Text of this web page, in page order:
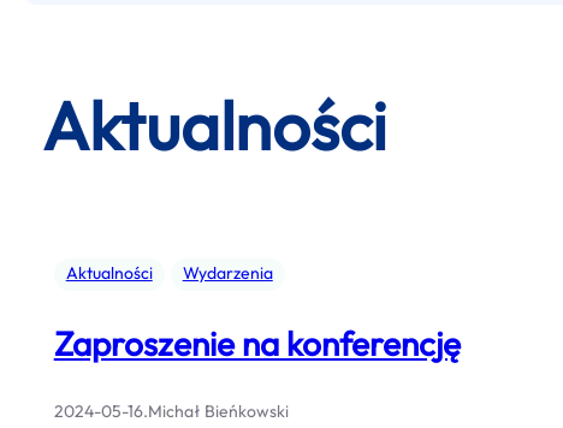
Aktualności
Aktualności Wydarzenia
Zaproszenie na konferencję
2024-05-16.Michał Bieńkowski